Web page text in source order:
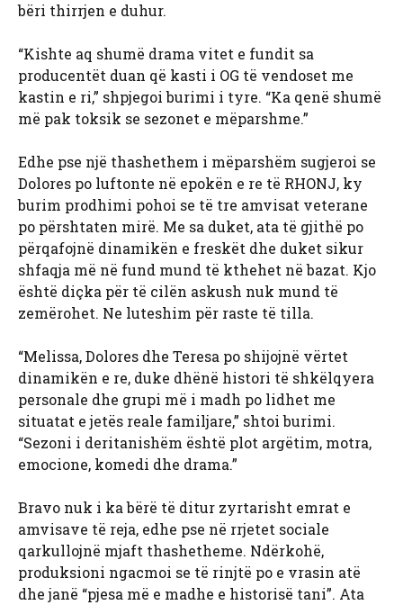
bëri thirrjen e duhur.
“Kishte aq shumë drama vitet e fundit sa
producentët duan që kasti i OG të vendoset me
kastin e ri,” shpjegoi burimi i tyre. “Ka qenë shumë
më pak toksik se sezonet e mëparshme.”
Edhe pse një thashethem i mëparshëm sugjeroi se
Dolores po luftonte në epokën e re të RHONJ, ky
burim prodhimi pohoi se të tre amvisat veterane
po përshtaten mirë. Me sa duket, ata të gjithë po
përqafojnë dinamikën e freskët dhe duket sikur
shfaqja më në fund mund të kthehet në bazat. Kjo
është diçka për të cilën askush nuk mund të
zemërohet. Ne luteshim për raste të tilla.
“Melissa, Dolores dhe Teresa po shijojnë vërtet
dinamikën e re, duke dhënë histori të shkëlqyera
personale dhe grupi më i madh po lidhet me
situatat e jetës reale familjare,” shtoi burimi.
“Sezoni i deritanishëm është plot argëtim, motra,
emocione, komedi dhe drama.”
Bravo nuk i ka bërë të ditur zyrtarisht emrat e
amvisave të reja, edhe pse në rrjetet sociale
qarkullojnë mjaft thashetheme. Ndërkohë,
produksioni ngacmoi se të rinjtë po e vrasin atë
dhe janë “pjesa më e madhe e historisë tani”. Ata